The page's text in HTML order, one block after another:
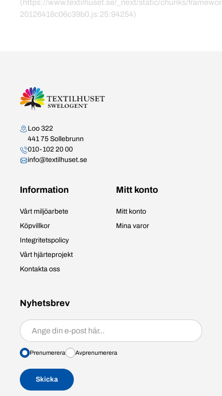
(https://www.textilhuset.se/_next/static/chunks/
20126418c06c39b0.js:25:94254)
Kontakta oss
Loo 322
441 75 Sollebrunn
010-102 20 00
info@textilhuset.se
Information
Vårt miljöarbete
Köpvillkor
Integritetspolicy
Vårt hjärteprojekt
Kontakta oss
Mitt konto
Mitt konto
Mina varor
Nyhetsbrev
Prenumerera/avprenumerera
Prenumerera Avprenumerera
Skicka